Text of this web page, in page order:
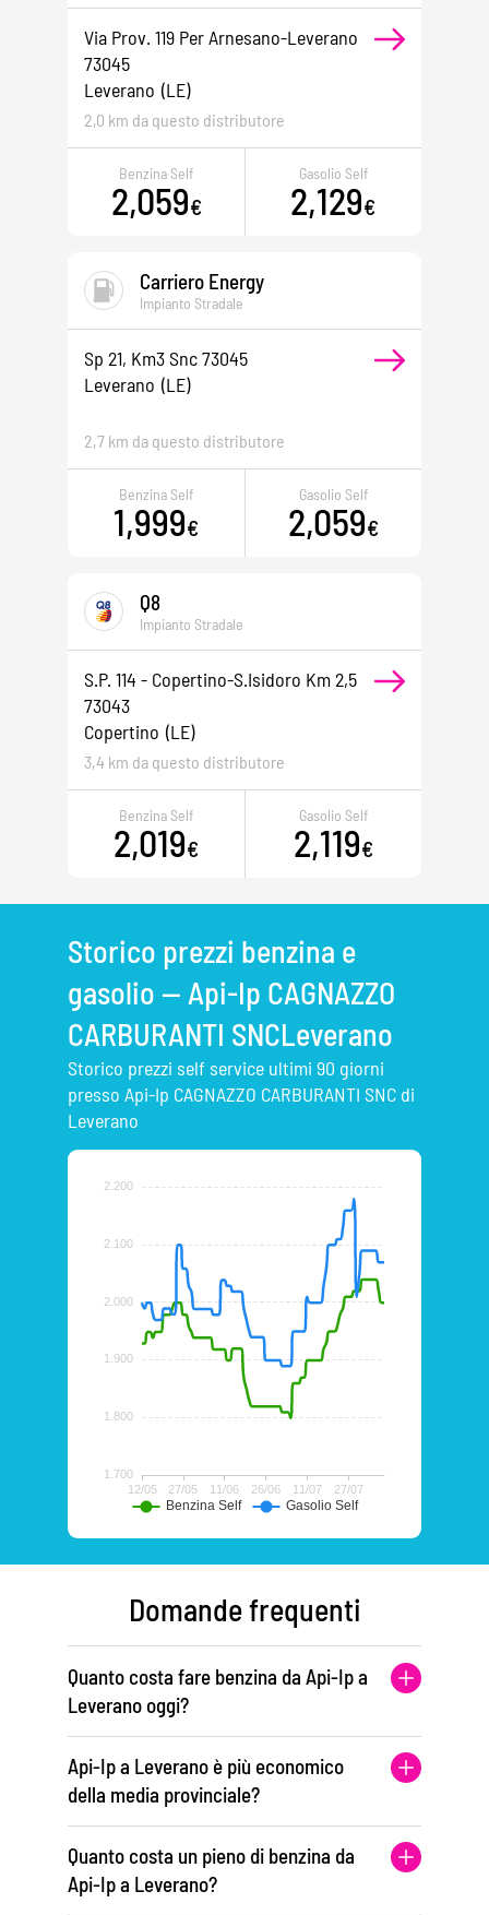
Via Prov. 119 Per Arnesano-Leverano
73045
Leverano (LE)
2,0 km da questo distributore
Benzina Self
2,059€
Gasolio Self
2,129€
Carriero Energy
Impianto Stradale
Sp 21, Km3 Snc 73045
Leverano (LE)
2,7 km da questo distributore
Benzina Self
1,999€
Gasolio Self
2,059€
Q8
Impianto Stradale
S.p. 114 - Copertino-S.isidoro Km 2,5
73043
Copertino (LE)
3,4 km da questo distributore
Benzina Self
2,019€
Gasolio Self
2,119€
Storico prezzi benzina e
gasolio — Api-Ip CAGNAZZO
CARBURANTI SNCLeverano
Storico prezzi self service ultimi 90 giorni
presso Api-Ip CAGNAZZO CARBURANTI SNC di
Leverano
Domande frequenti
Quanto costa fare benzina da Api-Ip a
Leverano oggi?
Api-Ip a Leverano è più economico
della media provinciale?
Quanto costa un pieno di benzina da
Api-Ip a Leverano?